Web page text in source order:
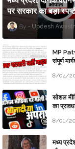
पर सरकार का बड़ा
Updesh
MP
संपूर्ण
8/04/
सोशल
का
8/01/
मध्य